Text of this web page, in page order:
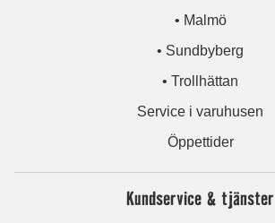
• Malmö
• Sundbyberg
• Trollhättan
Service i varuhusen
Öppettider
Kundservice & tjänster